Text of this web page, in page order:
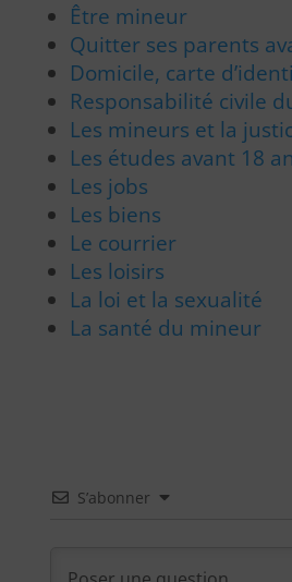
Être mineur
Quitter ses parents
Domicile, carte
Responsabilité civile
Les mineurs et la
Les études avant 18
Les jobs
Les biens
Le courrier
Les loisirs
La loi et la sexualité
La santé du mineur
S’abonner